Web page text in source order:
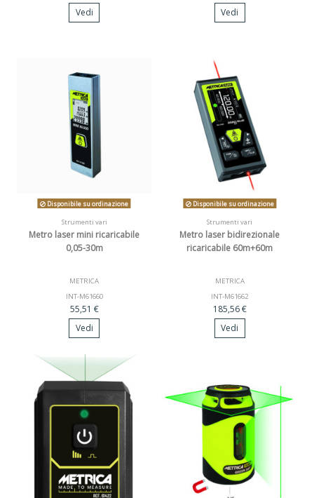
Vedi
Vedi
Disponibile su ordinazione
Strumenti vari
Metro laser mini ricaricabile
0,05-30m
METRICA
INT-M61660
55,51 €
Vedi
Disponibile su ordinazione
Strumenti vari
Metro laser bidirezionale
ricaricabile 60m+60m
METRICA
INT-M61662
185,56 €
Vedi